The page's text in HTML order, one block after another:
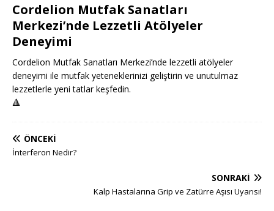
Cordelion Mutfak Sanatları
Merkezi’nde Lezzetli Atölyeler
Deneyimi
Cordelion Mutfak Sanatları Merkezi’nde lezzetli atölyeler
deneyimi ile mutfak yeteneklerinizi geliştirin ve unutulmaz
lezzetlerle yeni tatlar keşfedin.
🔺
ÖNCEKI
İnterferon Nedir?
SONRAKI
Kalp Hastalarına Grip ve Zatürre Aşısı Uyarısı!